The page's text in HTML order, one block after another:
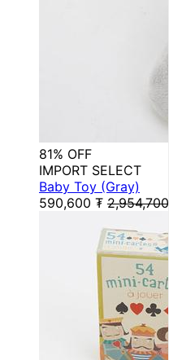
81% OFF
IMPORT SELECT
Baby Toy (Gray)
590,600 ₮ 2,954,700